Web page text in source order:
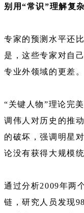
别用“常识”理解复
专家的预测水平还
是，这些专家对自
专业外领域的更差。
“关键人物”理论完
调伟人对历史的推
的破坏，强调明星
论没有获得大规模
通过分析2009年两
链，研究人员发现